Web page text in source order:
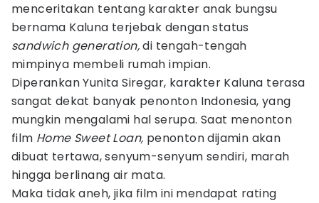
menceritakan tentang karakter anak bungsu
bernama Kaluna terjebak dengan status
sandwich generation,di tengah-tengah
mimpinya membeli rumah impian.
Diperankan Yunita Siregar, karakter Kaluna terasa
sangat dekat banyak penonton Indonesia, yang
mungkin mengalami hal serupa. Saat menonton
film Home Sweet Loan, penonton dijamin akan
dibuat tertawa, senyum-senyum sendiri, marah
hingga berlinang air mata.
Maka tidak aneh, jika film ini mendapat rating